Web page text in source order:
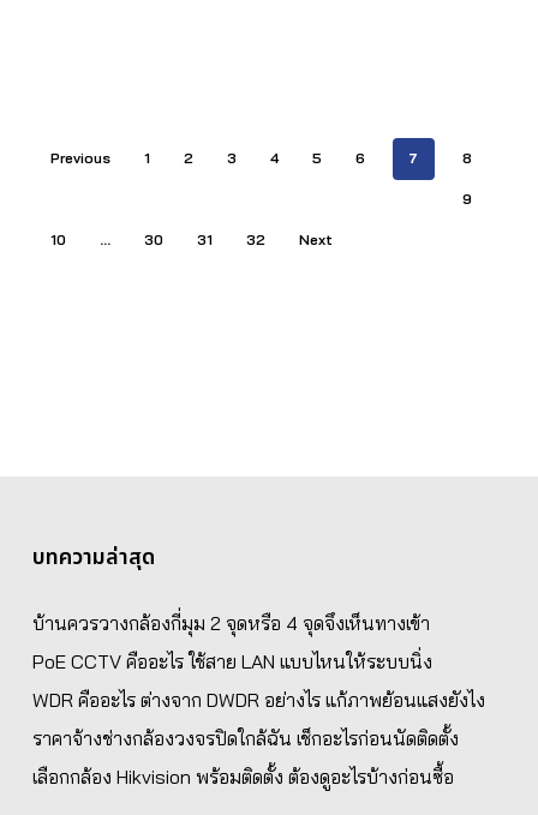
Previous 1 2 3 4 5 6 7 8
9
10 … 30 31 32 Next
บทความล่าสุด
บ้านควรวางกล้องกี่มุม 2 จุดหรือ 4 จุดจึงเห็นทางเข้า
PoE CCTV คืออะไร ใช้สาย LAN แบบไหนให้ระบบนิ่ง
WDR คืออะไร ต่างจาก DWDR อย่างไร แก้ภาพย้อนแสงยังไง
ราคาจ้างช่างกล้องวงจรปิดใกล้ฉัน เช็กอะไรก่อนนัดติดตั้ง
เลือกกล้อง Hikvision พร้อมติดตั้ง ต้องดูอะไรบ้างก่อนซื้อ